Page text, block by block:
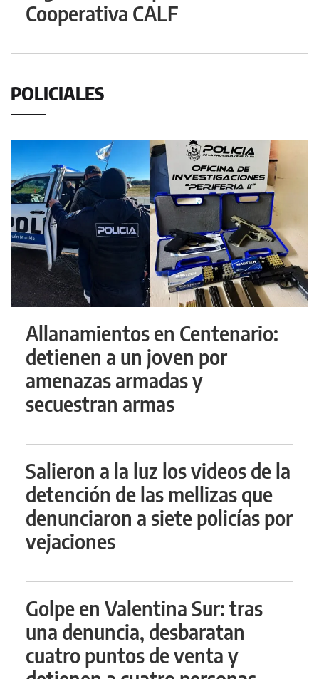
Cooperativa CALF
POLICIALES
Allanamientos en Centenario:
detienen a un joven por
amenazas armadas y
secuestran armas
Salieron a la luz los videos de la
detención de las mellizas que
denunciaron a siete policías por
vejaciones
Golpe en Valentina Sur: tras
una denuncia, desbaratan
cuatro puntos de venta y